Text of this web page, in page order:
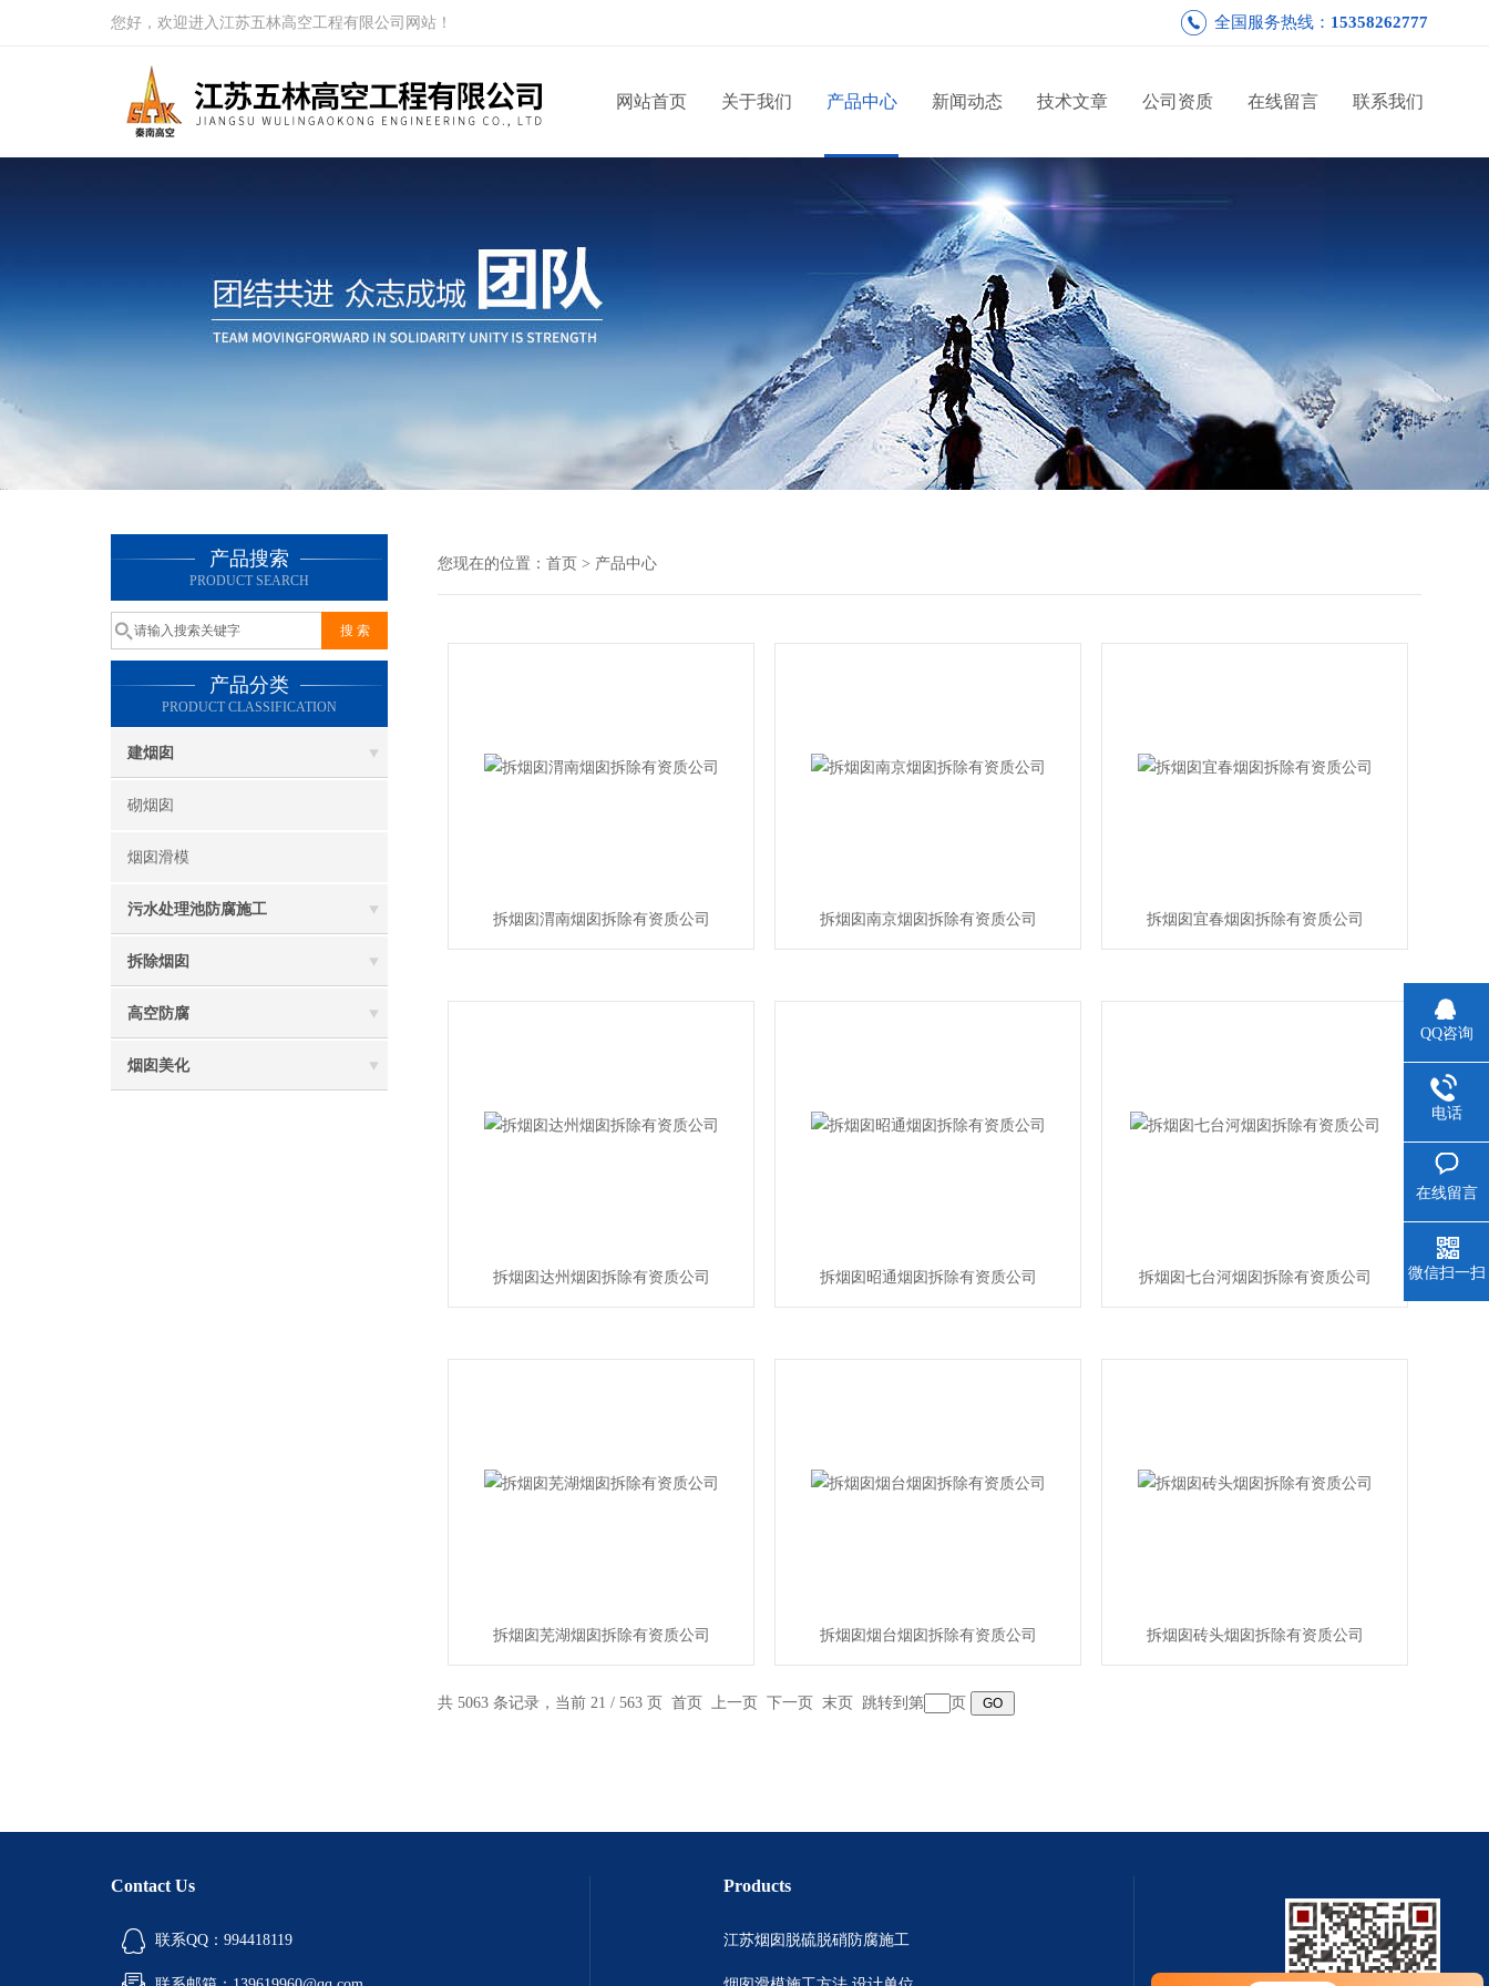
您好，欢迎进入江苏五林高空工程有限公司网站！ 全国服务热线： 15358262777
网站首页 关于我们 产品中心 新闻动态 技术文章 公司资质 在线留言 联系我们
产品搜索
PRODUCT SEARCH
产品分类
PRODUCT CLASSIFICATION
建烟囱
砌烟囱
烟囱滑模
污水处理池防腐施工
拆除烟囱
高空防腐
烟囱美化
您现在的位置： 首页 > 产品中心
拆烟囱渭南烟囱拆除有资质公司 拆烟囱南京烟囱拆除有资质公司 拆烟囱宜春烟囱拆除有资质公司
拆烟囱达州烟囱拆除有资质公司 拆烟囱昭通烟囱拆除有资质公司 拆烟囱七台河烟囱拆除有资质公司
拆烟囱芜湖烟囱拆除有资质公司 拆烟囱烟台烟囱拆除有资质公司 拆烟囱砖头烟囱拆除有资质公司
共 5063 条记录，当前 21 / 563 页 首页 上一页 下一页 末页 跳转到第 页
Contact Us
联系QQ：994418119
Products
江苏烟囱脱硫脱硝防腐施工
QQ咨询
电话
在线留言
微信扫一扫